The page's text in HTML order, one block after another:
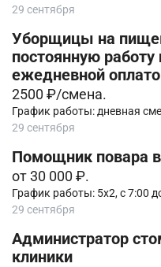
29 сентября
Уборщицы на
постоянную работу
ежедневной
2500 ₽/смена.
График работы: дневная
29 сентября
Помощник повара
от 30 000 ₽.
График работы: 5х2, с 7:00
29 сентября
Администратор
клиники